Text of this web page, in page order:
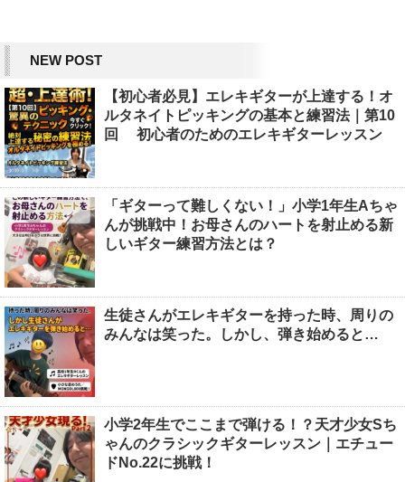
NEW POST
【初心者必見】エレキギターが上達する！オ
ルタネイトピッキングの基本と練習法｜第10
回 初心者のためのエレキギターレッスン
「ギターって難しくない！」小学1年生Aちゃ
んが挑戦中！お母さんのハートを射止める新
しいギター練習方法とは？
生徒さんがエレキギターを持った時、周りの
みんなは笑った。しかし、弾き始めると…
小学2年生でここまで弾ける！？天才少女Sち
ゃんのクラシックギターレッスン｜エチュー
ドNo.22に挑戦！